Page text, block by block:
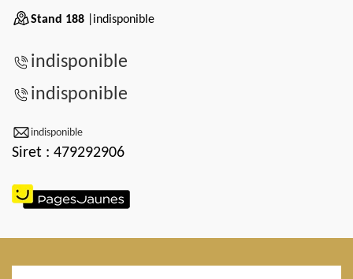
Stand 188 |indisponible
indisponible
indisponible
indisponible
Siret : 479292906